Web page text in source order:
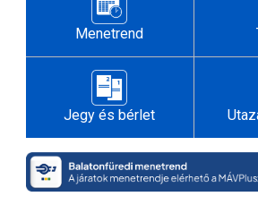
Menetrend
Jegy és bérlet